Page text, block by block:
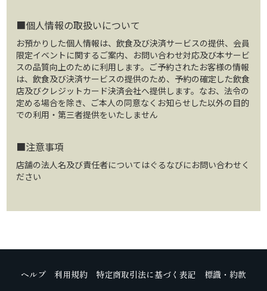
■個人情報の取扱いについて
お預かりした個人情報は、飲食及び決済サービスの提供、会員
限定イベントに関するご案内、お問い合わせ対応及び本サービ
スの品質向上のために利用します。ご予約されたお客様の情報
は、飲食及び決済サービスの提供のため、予約の確定した飲食
店及びクレジットカード決済会社へ提供します。なお、法令の
定める場合を除き、ご本人の同意なくお知らせした以外の目的
での利用・第三者提供をいたしません
■注意事項
店舗の法人名及び責任者についてはぐるなびにお問い合わせく
ださい
ヘルプ 利用規約 特定商取引法に基づく表記
標識・約款